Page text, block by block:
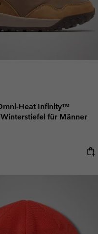
Heat Infinity™
für Männer